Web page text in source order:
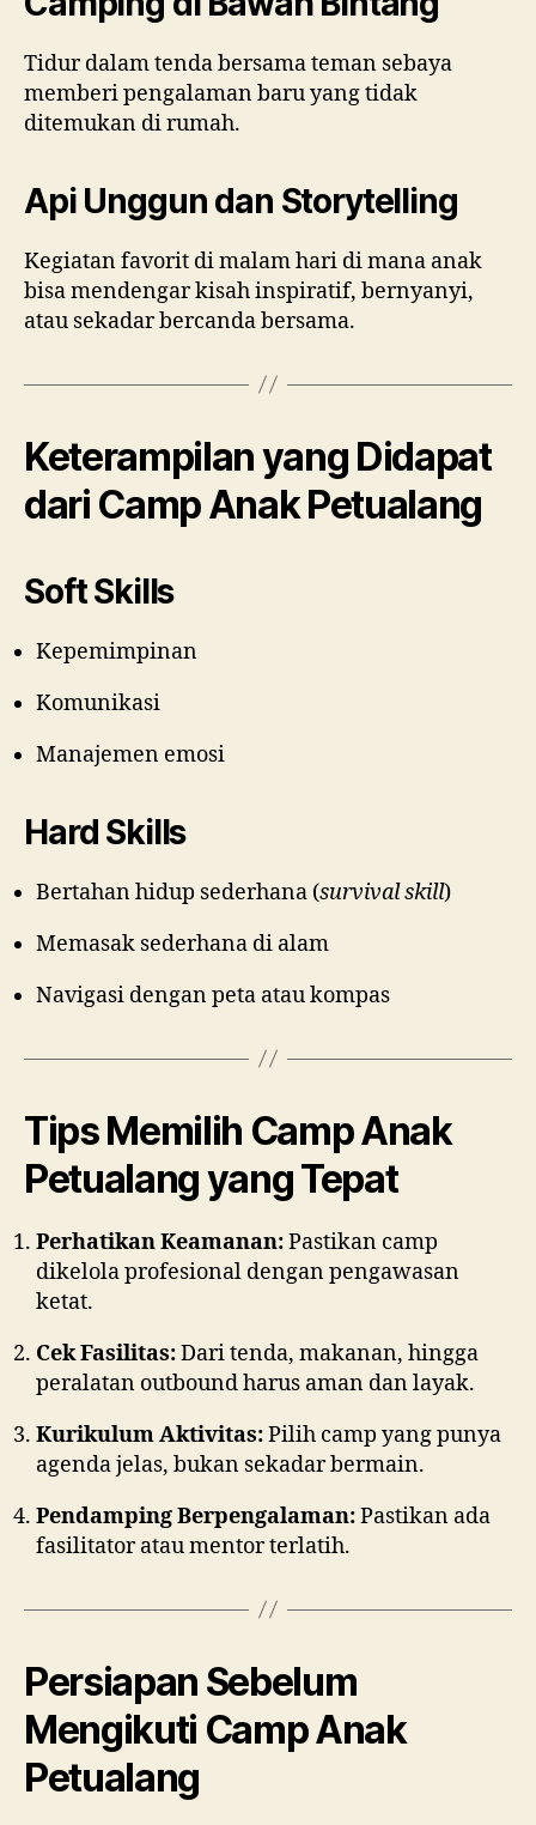
Tidur dalam tenda bersama teman sebaya
memberi pengalaman baru yang tidak
ditemukan di rumah.
Api Unggun dan Storytelling
Kegiatan favorit di malam hari di mana anak
bisa mendengar kisah inspiratif, bernyanyi,
atau sekadar bercanda bersama.
Keterampilan yang Didapat
dari Camp Anak Petualang
Soft Skills
Kepemimpinan
Komunikasi
Manajemen emosi
Hard Skills
Bertahan hidup sederhana (survival skill)
Memasak sederhana di alam
Navigasi dengan peta atau kompas
Tips Memilih Camp Anak
Petualang yang Tepat
Perhatikan Keamanan:Pastikan camp
dikelola profesional dengan pengawasan
ketat.
Cek Fasilitas:Dari tenda, makanan, hingga
peralatan outbound harus aman dan layak.
Kurikulum Aktivitas:Pilih camp yang punya
agenda jelas, bukan sekadar bermain.
Pendamping Berpengalaman:Pastikan ada
fasilitator atau mentor terlatih.
Persiapan Sebelum
Mengikuti Camp Anak
Petualang